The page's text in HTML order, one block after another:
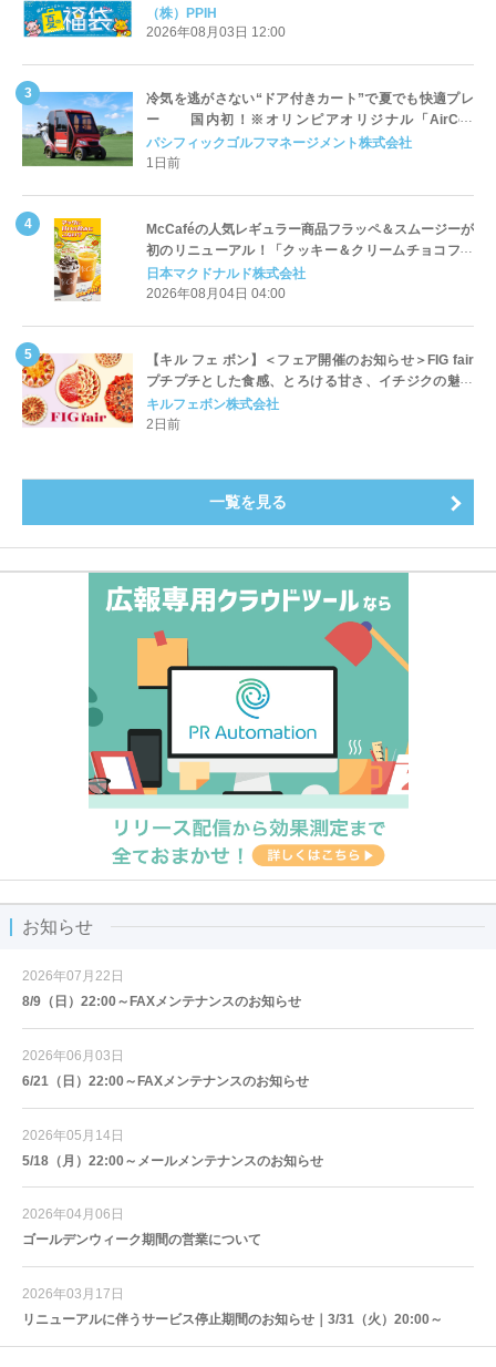
「夏福袋」＆セール 8月6日(木)より順次スタート
（株）PPIH
2026年08月03日 12:00
冷気を逃がさない“ドア付きカート”で夏でも快適プレ
ー 国内初！※オリンピアオリジナル「AirCon
Cart（エアコンカート）」導入 | ＰＧＭ
パシフィックゴルフマネージメント株式会社
1日前
McCaféの人気レギュラー商品フラッペ＆スムージーが
初のリニューアル！「クッキー＆クリームチョコフラ
ッペ」「マンゴースムージー」8月5日（水）から販売
開始
日本マクドナルド株式会社
2026年08月04日 04:00
【キル フェ ボン】＜フェア開催のお知らせ＞FIG fair
プチプチとした食感、とろける甘さ、イチジクの魅力
をたっぷりと。新作を含め、イチジク尽くしの全4種が
登場8月20日（木）スタート
キルフェボン株式会社
2日前
一覧を見る
お知らせ
2026年07月22日
8/9（日）22:00～FAXメンテナンスのお知らせ
2026年06月03日
6/21（日）22:00～FAXメンテナンスのお知らせ
2026年05月14日
5/18（月）22:00～メールメンテナンスのお知らせ
2026年04月06日
ゴールデンウィーク期間の営業について
2026年03月17日
リニューアルに伴うサービス停止期間のお知らせ｜3/31（火）20:00～